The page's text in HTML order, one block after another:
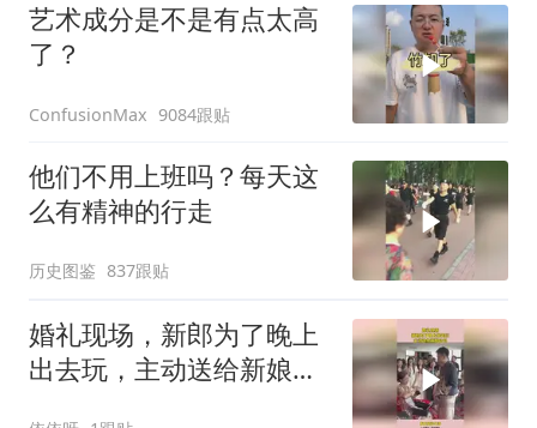
艺术成分是不是有点太高
了？
ConfusionMax 9084跟贴
他们不用上班吗？每天这
么有精神的行走
历史图鉴 837跟贴
婚礼现场，新郎为了晚上
出去玩，主动送给新娘包